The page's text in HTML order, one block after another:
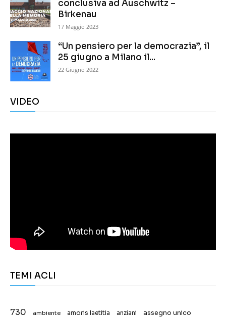
conclusiva ad Auschwitz –
Birkenau
17 Maggio 2023
“Un pensiero per la democrazia”, il
25 giugno a Milano il...
22 Giugno 2022
VIDEO
TEMI ACLI
730 ambiente amoris laetitia anziani assegno unico